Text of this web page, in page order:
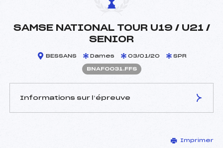
SAMSE NATIONAL TOUR U19 / U21 /
SENIOR
BESSANS Dames 03/01/20 SPR
BNAF0031.FFS
Informations sur l’épreuve
HABRAN THIERRY (MV)
Imprimer